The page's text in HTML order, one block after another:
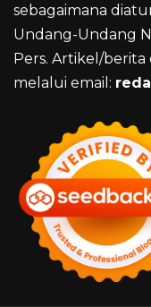
sebagaimana
Undang-Undang
Pers. Artikel/
melalui email: